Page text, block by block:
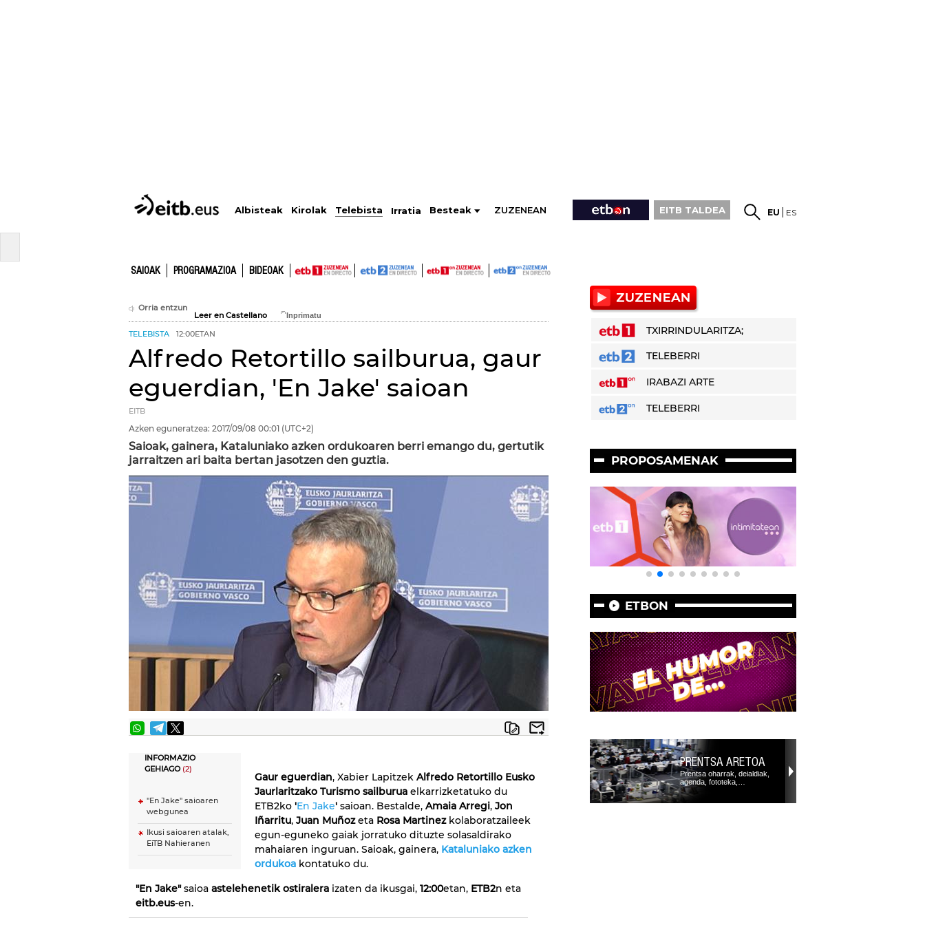
Albisteak Kirolak Telebista Irratia Besteak ZUZENEAN EITB TALDEA EU ES
SAIOAK PROGRAMAZIOA BIDEOAK
Orria entzun
Leer en Castellano
TELEBISTA 12:00ETAN
Alfredo Retortillo sailburua, gaur
eguerdian, 'En Jake' saioan
EITB
Azken eguneratzea: 2017/09/08 00:01 (UTC+2)
Saioak, gainera, Kataluniako azken ordukoaren berri emango du, gertutik
jarraitzen ari baita bertan jasotzen den guztia.
INFORMAZIO
GEHIAGO(2)
"En Jake" saioaren
webgunea
Ikusi saioaren atalak,
EiTB Nahieranen
Gaur eguerdian, Xabier Lapitzek Alfredo Retortillo Eusko
Jaurlaritzako Turismo sailburua elkarrizketatuko du
ETB2ko 'En Jake' saioan. Bestalde, Amaia Arregi, Jon
Iñarritu, Juan Muñozeta Rosa Martinezkolaboratzaileek
egun-eguneko gaiak jorratuko dituzte solasaldirako
mahaiaren inguruan. Saioak, gainera, Kataluniako azken
ordukoa kontatuko du.
"En Jake"saioa astelehenetik ostiralera izaten da ikusgai, 12:00etan, ETB2n eta
eitb.eus-en.
TXIRRINDULARITZA;
TELEBERRI
IRABAZI ARTE
TELEBERRI
PROPOSAMENAK
ETBON
PRENTSA ARETOA
Prentsa oharrak, deialdiak,
agenda, fototeka,…